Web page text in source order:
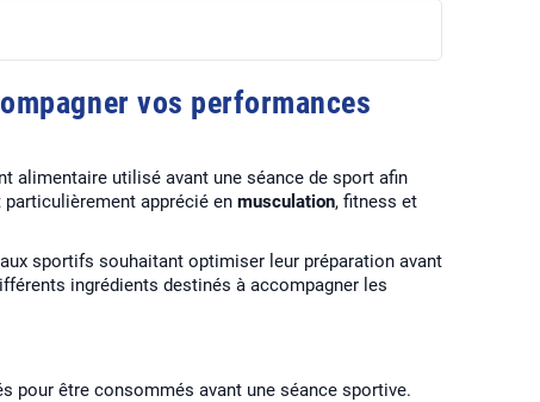
vos performances
alimentaire utilisé avant une séance de sport afin
particulièrement apprécié en musculation, fitness et
sportifs souhaitant optimiser leur préparation avant
ingrédients destinés à accompagner les
pour être consommés avant une séance sportive.